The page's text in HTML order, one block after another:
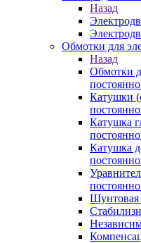
Назад
Обмотки для
Назад
Обмотки
Катушки
Катушка
Катушка
Шунтовая